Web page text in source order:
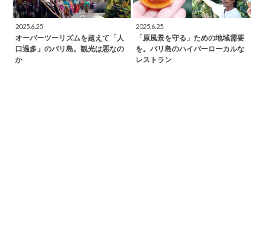
2025.6.25
オーバーツーリズムを超えて「人
口過多」のバリ島。観光は悪なの
か
2025.6.25
「原風景を守る」ための地域需要
を。バリ島のハイパーローカルな
レストラン